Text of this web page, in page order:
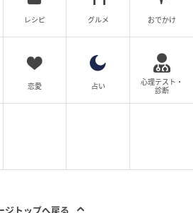
レシピ グルメ おでかけ
恋愛 占い
心理テスト・
診断
ジトップへ戻る